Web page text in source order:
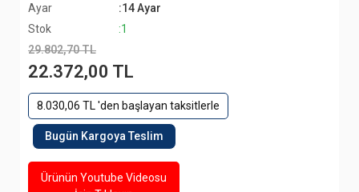
Ayar
:14 Ayar
Stok
:1
29.802,70 TL
22.372,00 TL
8.030,06 TL 'den başlayan taksitlerle
Bugün Kargoya Teslim
Ürünün Youtube Videosu